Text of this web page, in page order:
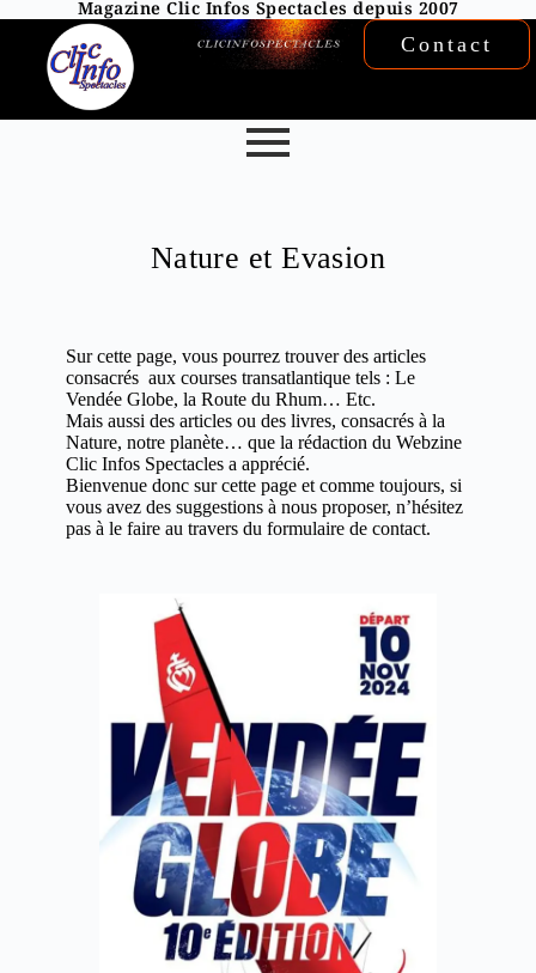
Magazine Clic Infos Spectacles depuis 2007
Contact
Nature et Evasion
Sur cette page, vous pourrez trouver des articles
consacrés aux courses transatlantique tels : Le
Vendée Globe, la Route du Rhum… Etc.
Mais aussi des articles ou des livres, consacrés à la
Nature, notre planète… que la rédaction du Webzine
Clic Infos Spectacles a apprécié.
Bienvenue donc sur cette page et comme toujours, si
vous avez des suggestions à nous proposer, n’hésitez
pas à le faire au travers du formulaire de contact.